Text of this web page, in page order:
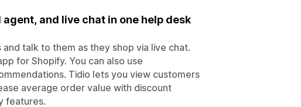
and live chat in one help desk
talk to them as they shop via live chat.
for Shopify. You can also use
Tidio lets you view customers
average order value with discount
features.